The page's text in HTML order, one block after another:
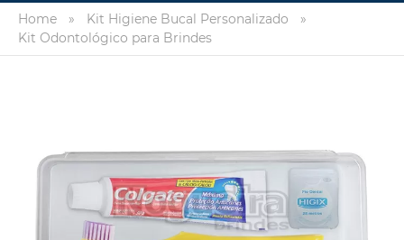
Home » Kit Higiene Bucal Personalizado
»
Kit Odontológico para Brindes